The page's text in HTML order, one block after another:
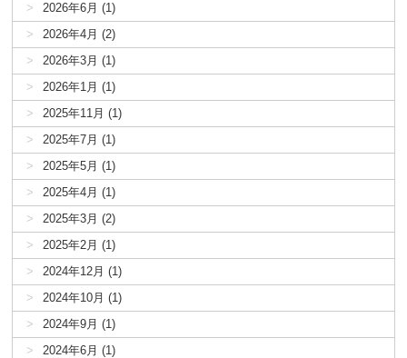
2026年6月 (1)
2026年4月 (2)
2026年3月 (1)
2026年1月 (1)
2025年11月 (1)
2025年7月 (1)
2025年5月 (1)
2025年4月 (1)
2025年3月 (2)
2025年2月 (1)
2024年12月 (1)
2024年10月 (1)
2024年9月 (1)
2024年6月 (1)